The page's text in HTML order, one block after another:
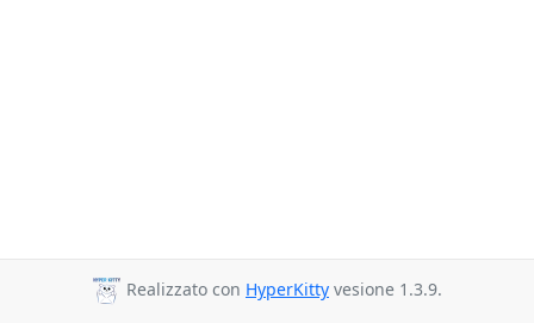
Realizzato con HyperKitty vesione 1.3.9.